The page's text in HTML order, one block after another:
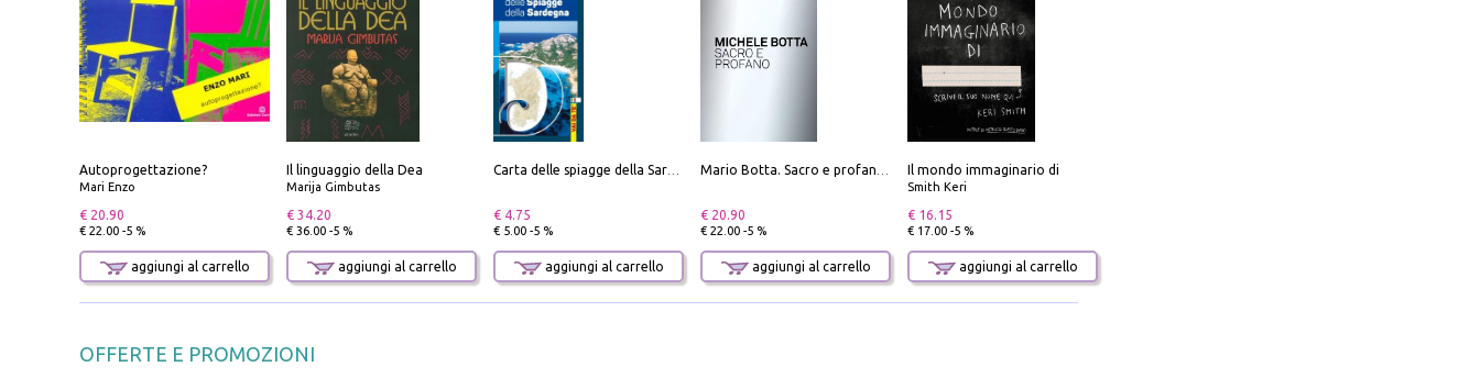
Autoprogettazione?
Mari Enzo
€ 20.90
€ 22.00 -5 %
aggiungi al carrello
Il linguaggio della Dea
Marija Gimbutas
€ 34.20
€ 36.00 -5 %
aggiungi al carrello
€ 4.75
€ 5.00 -5 %
aggiungi al carrello
€ 20.90
€ 22.00 -5 %
aggiungi al carrello
Il mondo immaginario di
Smith Keri
€ 16.15
€ 17.00 -5 %
aggiungi al carrello
OFFERTE E PROMOZIONI